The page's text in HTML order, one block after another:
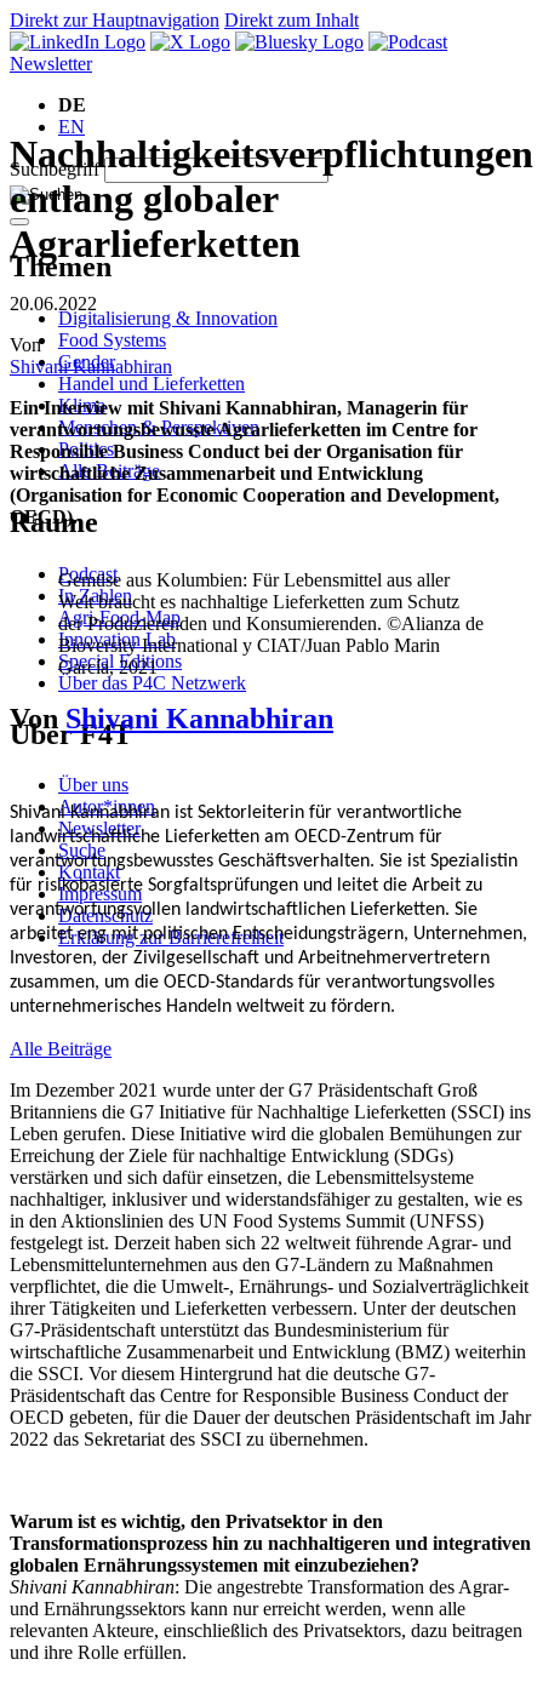
Direkt zur Hauptnavigation Direkt zum Inhalt
Newsletter
DE
EN
Suchbegriff
Themen
Digitalisierung & Innovation
Food Systems
Gender
Handel und Lieferketten
Klima
Menschen & Perspektiven
Politics
Alle Beiträge
Räume
Podcast
In Zahlen
Agri-Food-Map
Innovation Lab
Special Editions
Über das P4C Netzwerk
Über F4T
Über uns
Autor*innen
Newsletter
Suche
Kontakt
Impressum
Datenschutz
Erklärung zur Barrierefreiheit
Nachhaltigkeitsverpflichtungen
entlang globaler
Agrarlieferketten
20.06.2022
Von
Shivani Kannabhiran
Ein Interview mit Shivani Kannabhiran, Managerin für
verantwortungsbewusste Agrarlieferketten im Centre for
Responsible Business Conduct bei der Organisation für
wirtschaftliche Zusammenarbeit und Entwicklung
(Organisation for Economic Cooperation and Development,
OECD).
Gemüse aus Kolumbien: Für Lebensmittel aus aller
Welt braucht es nachhaltige Lieferketten zum Schutz
der Produzierenden und Konsumierenden. ©Alianza de
Bioversity International y CIAT/Juan Pablo Marin
García, 2021
Von Shivani Kannabhiran
Shivani Kannabhiran ist Sektorleiterin für verantwortliche
landwirtschaftliche Lieferketten am OECD-Zentrum für
verantwortungsbewusstes Geschäftsverhalten. Sie ist Spezialistin
für risikobasierte Sorgfaltsprüfungen und leitet die Arbeit zu
verantwortungsvollen landwirtschaftlichen Lieferketten. Sie
arbeitet eng mit politischen Entscheidungsträgern, Unternehmen,
Investoren, der Zivilgesellschaft und Arbeitnehmervertretern
zusammen, um die OECD-Standards für verantwortungsvolles
unternehmerisches Handeln weltweit zu fördern.
Alle Beiträge
Im Dezember 2021 wurde unter der G7 Präsidentschaft Groß
Britanniens die G7 Initiative für Nachhaltige Lieferketten (SSCI) ins
Leben gerufen. Diese Initiative wird die globalen Bemühungen zur
Erreichung der Ziele für nachhaltige Entwicklung (SDGs)
verstärken und sich dafür einsetzen, die Lebensmittelsysteme
nachhaltiger, inklusiver und widerstandsfähiger zu gestalten, wie es
in den Aktionslinien des UN Food Systems Summit (UNFSS)
festgelegt ist. Derzeit haben sich 22 weltweit führende Agrar- und
Lebensmittelunternehmen aus den G7-Ländern zu Maßnahmen
verpflichtet, die die Umwelt-, Ernährungs- und Sozialverträglichkeit
ihrer Tätigkeiten und Lieferketten verbessern. Unter der deutschen
G7-Präsidentschaft unterstützt das Bundesministerium für
wirtschaftliche Zusammenarbeit und Entwicklung (BMZ) weiterhin
die SSCI. Vor diesem Hintergrund hat die deutsche G7-
Präsidentschaft das Centre for Responsible Business Conduct der
OECD gebeten, für die Dauer der deutschen Präsidentschaft im Jahr
2022 das Sekretariat des SSCI zu übernehmen.
Warum ist es wichtig, den Privatsektor in den
Transformationsprozess hin zu nachhaltigeren und integrativen
globalen Ernährungssystemen mit einzubeziehen?
Shivani Kannabhiran: Die angestrebte Transformation des Agrar-
und Ernährungssektors kann nur erreicht werden, wenn alle
relevanten Akteure, einschließlich des Privatsektors, dazu beitragen
und ihre Rolle erfüllen.